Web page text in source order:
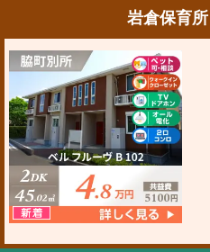
岩倉保育所